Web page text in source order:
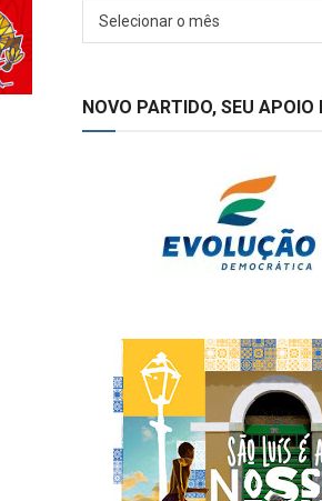
Arquivos
Selecionar o mês
NOVO PARTIDO, SEU